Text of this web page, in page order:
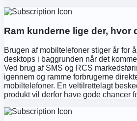
Ram kunderne lige der, hvor
Brugen af mobiltelefoner stiger år for
desktops i baggrunden når det
Ved brug af SMS og RCS
igennem og ramme forbrugerne
mobiltelefoner. En veltilrettelagt
produkt vil derfor have gode chancer